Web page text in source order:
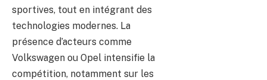
sportives, tout en intégrant des
technologies modernes. La
présence d’acteurs comme
Volkswagen ou Opel intensifie la
compétition, notamment sur les